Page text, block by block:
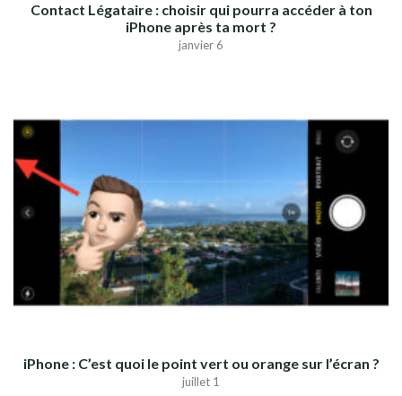
Contact Légataire : choisir qui pourra accéder à ton
iPhone après ta mort ?
janvier 6
iPhone : C’est quoi le point vert ou orange sur l’écran ?
juillet 1